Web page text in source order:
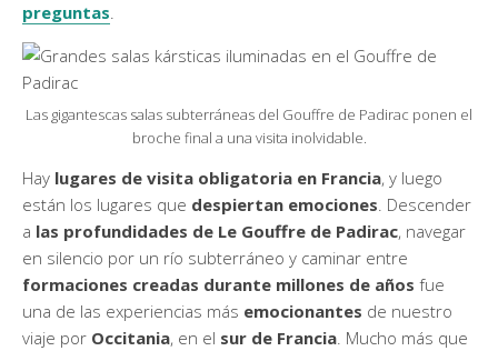
preguntas.
Las gigantescas salas subterráneas del Gouffre de Padirac ponen el
broche final a una visita inolvidable.
Hay lugares de visita obligatoria en Francia, y luego
están los lugares que despiertan emociones . Descender
a las profundidades de Le Gouffre de Padirac, navegar
en silencio por un río subterráneo y caminar entre
formaciones creadas durante millones de años fue
una de las experiencias más emocionantes de nuestro
viaje por Occitania, en el sur de Francia . Mucho más que